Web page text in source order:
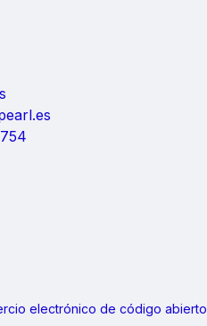
electrónico de código abierto